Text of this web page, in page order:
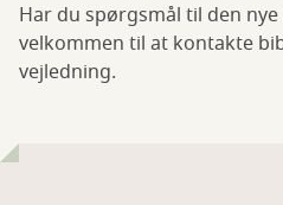
Har du spørgsmål til den
velkommen til at kontakte
vejledning.